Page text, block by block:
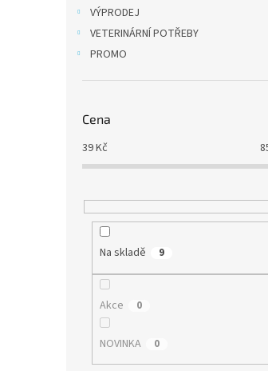
VÝPRODEJ
VETERINÁRNÍ POTŘEBY
PROMO
Cena
39Kč
Na skladě 9
Akce 0
NOVINKA 0